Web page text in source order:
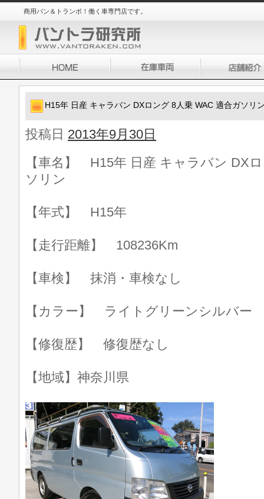
商用バン＆トランポ！働く車専門店です。
H15年 日産 キャラバン DXロング 8人乗 WAC 適合ガソリ
投稿日 2013年9月30日
【車名】 H15年 日産 キャラバン DX
ソリン
【年式】 H15年
【走行距離】 108236Km
【車検】 抹消・車検なし
【カラー】 ライトグリーンシルバー
【修復歴】 修復歴なし
【地域】神奈川県